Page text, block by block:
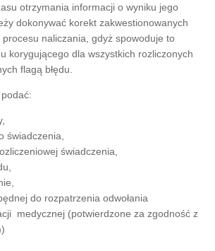
otrzymania informacji o wyniku jego
dokonywać korekt zakwestionowanych
naliczania, gdyż spowoduje to
korygującego dla wszystkich rozliczonych
flagą błędu.
świadczenia,
świadczenia,
do rozpatrzenia odwołania
medycznej (potwierdzone za zgodność z